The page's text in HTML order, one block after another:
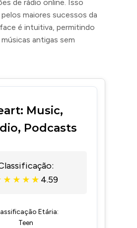
de rádio online. Isso
maiores sucessos da
é intuitiva, permitindo
antigas sem
Music,
Podcasts
★ ★ ★ ★ 4.59
Etária:
Teen